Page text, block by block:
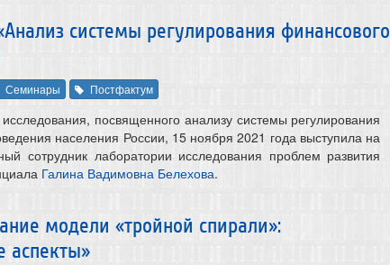
системы регулирования финансового
Семинары Постфактум
посвященного анализу системы регулирования
населения России, 15 ноября 2021 года выступила на
сотрудник лаборатории исследования проблем развития
Галина Вадимовна Белехова.
модели «тройной спирали»:
аспекты»